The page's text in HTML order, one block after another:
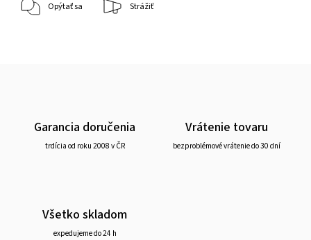
Opýtať sa Strážiť
Garancia doručenia
trdícia od roku 2008 v ČR
Vrátenie tovaru
bezproblémové vrátenie do 30 dní
Všetko skladom
expedujeme do 24 h